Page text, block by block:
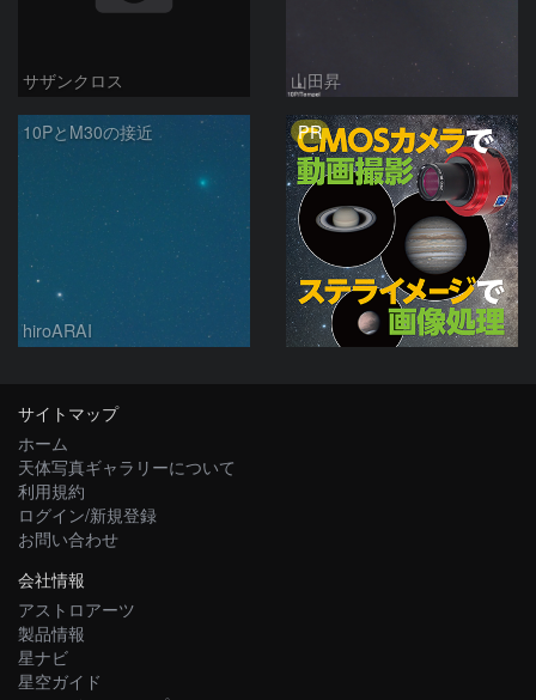
サザンクロス 山田昇
10PとM30の接近
hiroARAI
PR
サイトマップ
ホーム
天体写真ギャラリーについて
利用規約
ログイン/新規登録
お問い合わせ
会社情報
アストロアーツ
製品情報
星ナビ
星空ガイド